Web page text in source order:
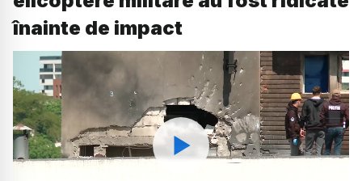
înainte de impact
Watch